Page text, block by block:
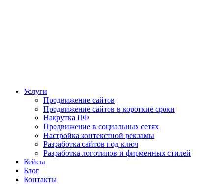
Услуги
Продвижение сайтов
Продвижение сайтов в короткие сроки
Накрутка ПФ
Продвижение в социальных сетях
Настройка контекстной рекламы
Разработка сайтов под ключ
Разработка логотипов и фирменных стилей
Кейсы
Блог
Контакты